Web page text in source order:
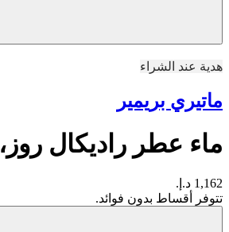
هدية عند الشراء
ماتيري بريمير
ماء عطر راديكال روز، 100 ملل
1,162 د.إ.
تتوفر أقساط بدون فوائد.